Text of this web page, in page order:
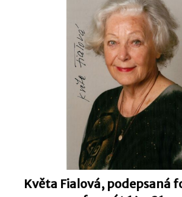
Květa Fialová, podepsaná